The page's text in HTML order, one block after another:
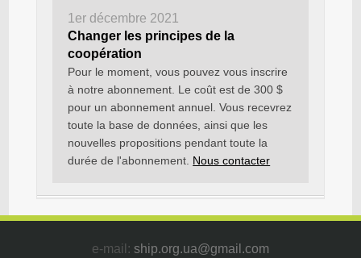
1er décembre 2021
Changer les principes de la
coopération
Pour le moment, vous pouvez vous inscrire
à notre abonnement. Le coût est de 300 $
pour un abonnement annuel. Vous recevrez
toute la base de données, ainsi que les
nouvelles propositions pendant toute la
durée de l'abonnement. Nous contacter
e-mail: ship.org.ua@gmail.com